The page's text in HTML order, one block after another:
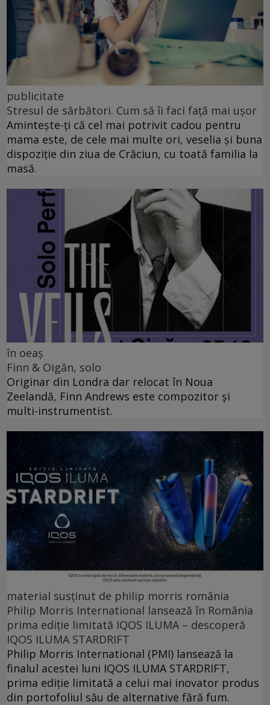
publicitate
Stresul de sărbători. Cum să îi faci față mai ușor
Amintește-ți că cel mai potrivit cadou pentru
mama este, de cele mai multe ori, veselia și buna
dispoziție din ziua de Crăciun, cu toată familia la
masă.
în oeaș
Finn & Oigăn, solo
Originar din Londra dar relocat în Noua
Zeelandă, Finn Andrews este compozitor și
multi-instrumentist.
material susținut de philip morris românia
Philip Morris International lansează în România
prima ediție limitată IQOS ILUMA – descoperă
IQOS ILUMA STARDRIFT
Philip Morris International (PMI) lansează la
finalul acestei luni IQOS ILUMA STARDRIFT,
prima ediție limitată a celui mai inovator produs
din portofoliul său de alternative fără fum.